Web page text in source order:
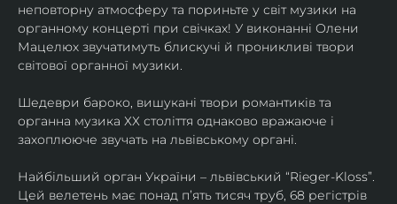
неповторну атмосферу та пориньте у світ музики на
органному концерті при свічках! У виконанні Олени
Мацелюх звучатимуть блискучі й проникливі твори
світової органної музики.
Шедеври бароко, вишукані твори романтиків та
органна музика ХХ століття однаково вражаюче і
захоплююче звучать на львівському органі.
Найбільший орган України – львівський “Rieger-Kloss”.
Цей велетень має понад пʼять тисяч труб, 68 регістрів